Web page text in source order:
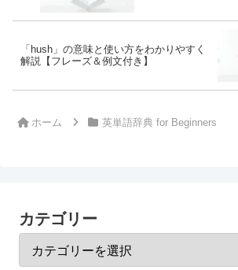
「hush」の意味と使い方をわかりやすく
解説【フレーズ＆例文付き】
ホーム 英単語辞典 for Beginners
カテゴリー